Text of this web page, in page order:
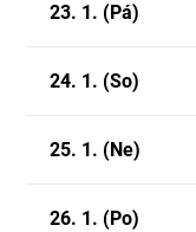
23. 1. (Pá)
24. 1. (So)
25. 1. (Ne)
26. 1. (Po)